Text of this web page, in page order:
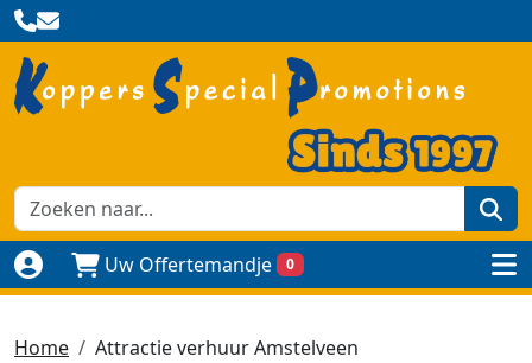
Naar login paginaUw Offertemandje 0
Home Attractie verhuur Amstelveen